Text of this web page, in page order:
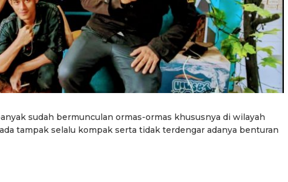
sudah bermunculan ormas-ormas khususnya di wilayah
tampak selalu kompak serta tidak terdengar adanya benturan